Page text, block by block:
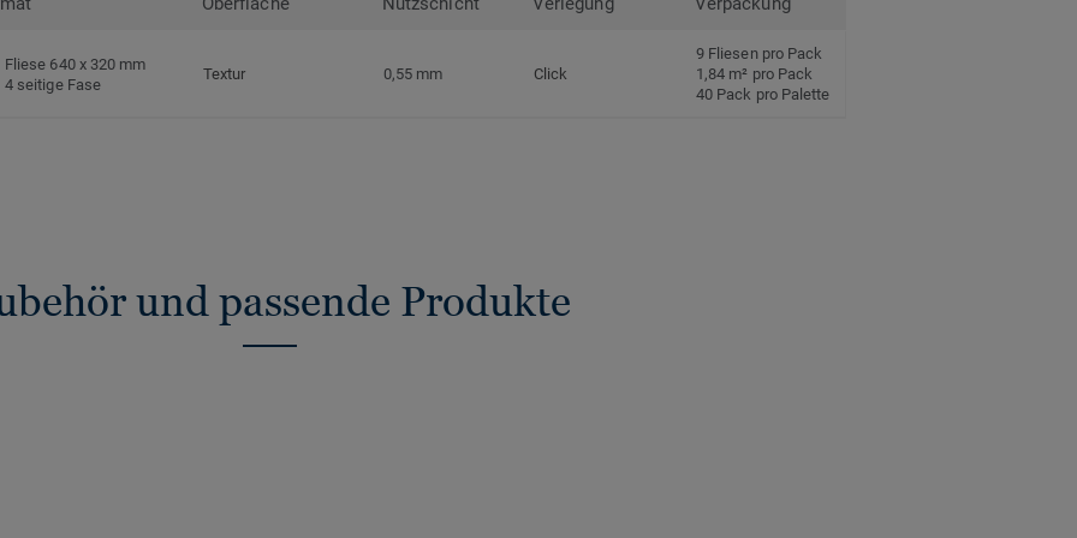
Fliese 640 x 320 mm
4 seitige Fase
Textur 0,55 mm Click
9 Fliesen pro Pack
1,84 m² pro Pack
40 Pack pro Palette
und passende Produkte